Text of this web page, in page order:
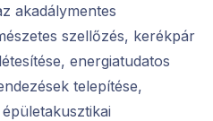
akadálymentes
szellőzés, kerékpár
energiatudatos
telepítése,